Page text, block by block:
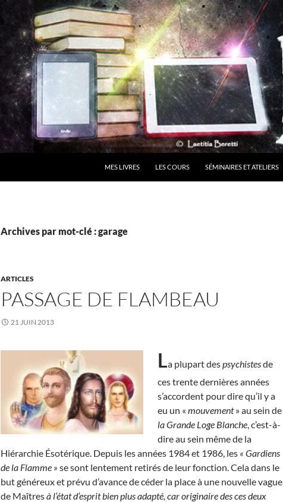
MES LIVRES LES COURS SÉMINAIRES ET ATELIERS
Archives par mot-clé : garage
ARTICLES
PASSAGE DE FLAMBEAU
21 JUIN 2013
La plupart despsychistesde
ces trente dernières années
s’accordent pour dire qu’il y a
eu un « mouvement» au sein de
la Grande Loge Blanche, c’est-à-
dire au sein même de la
Hiérarchie Ésotérique. Depuis les années 1984 et 1986, les « Gardiens
de la Flamme » se sont lentement retirés de leur fonction. Cela dans le
but généreux et prévu d’avance de céder la place à une nouvelle vague
de Maîtresà l’état d’esprit bien plus adapté, car originaire des ces deux